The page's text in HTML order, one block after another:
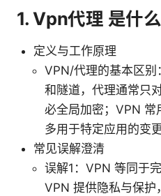
1. Vpn代理 是什
定义与工作原理
VPN/代理的基本区别
和隧道，代理通常只
必全局加密；VPN 常
多用于特定应用的变更
常见误解澄清
误解1：VPN 等同于
VPN 提供隐私与保护